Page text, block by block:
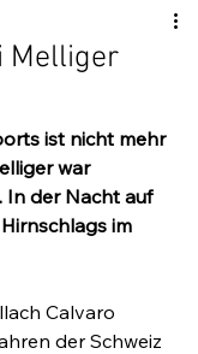
Melliger
ist nicht mehr
war
In der Nacht auf
im
Calvaro
der Schweiz